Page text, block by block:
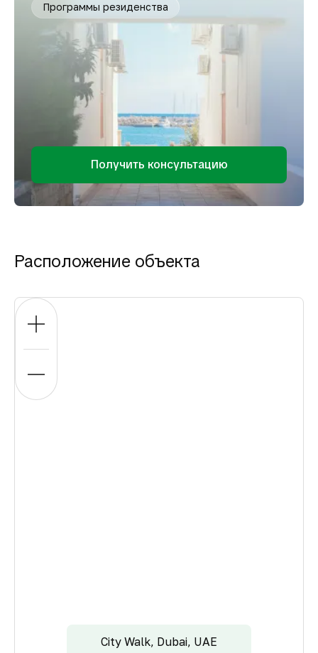
Программы резиденства
Получить консультацию
Расположение объекта
City Walk, Dubai, UAE